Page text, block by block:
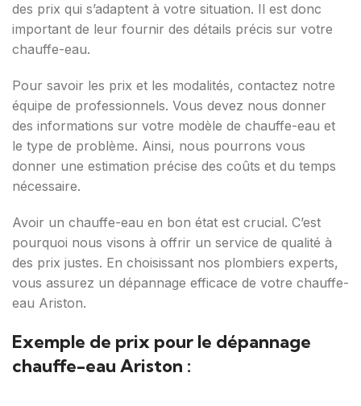
des prix qui s’adaptent à votre situation. Il est donc
important de leur fournir des détails précis sur votre
chauffe-eau.
Pour savoir les prix et les modalités, contactez notre
équipe de professionnels. Vous devez nous donner
des informations sur votre modèle de chauffe-eau et
le type de problème. Ainsi, nous pourrons vous
donner une estimation précise des coûts et du temps
nécessaire.
Avoir un chauffe-eau en bon état est crucial. C’est
pourquoi nous visons à offrir un service de qualité à
des prix justes. En choisissant nos plombiers experts,
vous assurez un dépannage efficace de votre chauffe-
eau Ariston.
Exemple de prix pour le dépannage
chauffe-eau Ariston :